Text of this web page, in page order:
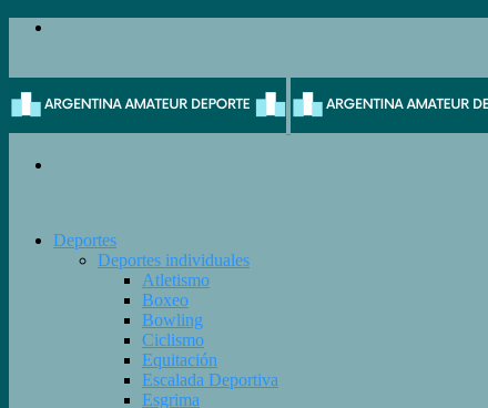
Deportes
Deportes individuales
Atletismo
Boxeo
Bowling
Ciclismo
Equitación
Escalada Deportiva
Esgrima